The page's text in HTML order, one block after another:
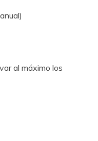
al máximo los